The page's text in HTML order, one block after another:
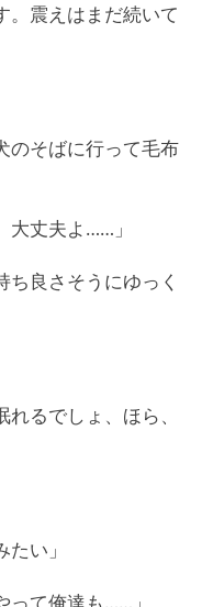
。震えはまだ続いて
のそばに行って毛布
大丈夫よ……」
良さそうにゆっく
るでしょ、ほら、
い」
って俺達も……」